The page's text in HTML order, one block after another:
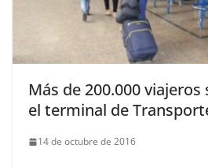
Más de 200.000
el terminal de
14 de octubre de 2016